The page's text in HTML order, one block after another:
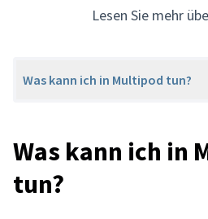
Lesen Sie mehr
Was kann ich in Multipod tun?
Was kann ich in
tun?